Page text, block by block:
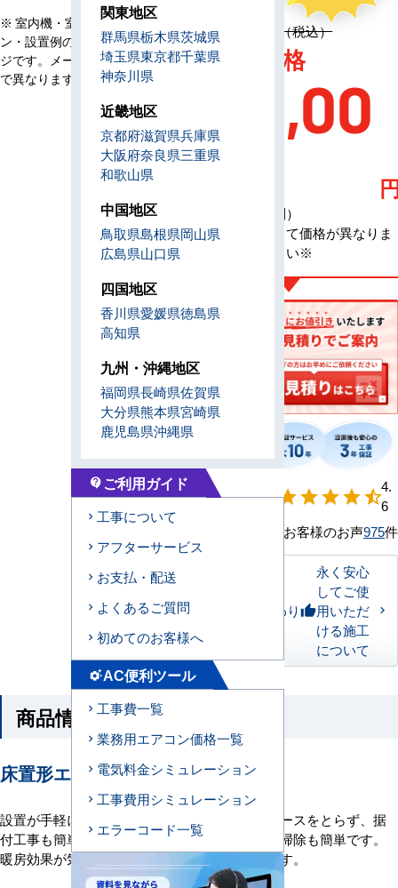
※ 室内機・室外機・リモコ
ン・設置例の画像はイメー
ジです。メーカー、機種等
で異なります。
定価 4,626,600円（税込）
AC特別価格
660,00
0
（税込・工事費別）
※メーカーによって価格が異なりま
す、お問合せ下さい※
【形状別】満足
starstarstarstarstar_half
4.
6
お客様のお声975件
私たちのこだわりthumb_up
永く安心
してご使
用いただ
ける施工
について
商品情報
床置形エアコンの特長
設置が手軽に、デザインもスマートに 床スペースをとらず、据
付工事も簡単にできます。床置きですので、お掃除も簡単です。
暖房効果が気になる高天井空間にもおすすめです。
関東地区
群馬県栃木県茨城県
埼玉県東京都千葉県
神奈川県
近畿地区
京都府滋賀県兵庫県
大阪府奈良県三重県
和歌山県
中国地区
鳥取県島根県岡山県
広島県山口県
四国地区
香川県愛媛県徳島県
高知県
九州・沖縄地区
福岡県長崎県佐賀県
大分県熊本県宮崎県
鹿児島県沖縄県
contact_support ご利用ガイド
工事について
アフターサービス
お支払・配送
よくあるご質問
初めてのお客様へ
settings_suggestAC便利ツール
工事費一覧
業務用エアコン価格一覧
電気料金シミュレーション
工事費用シミュレーション
エラーコード一覧